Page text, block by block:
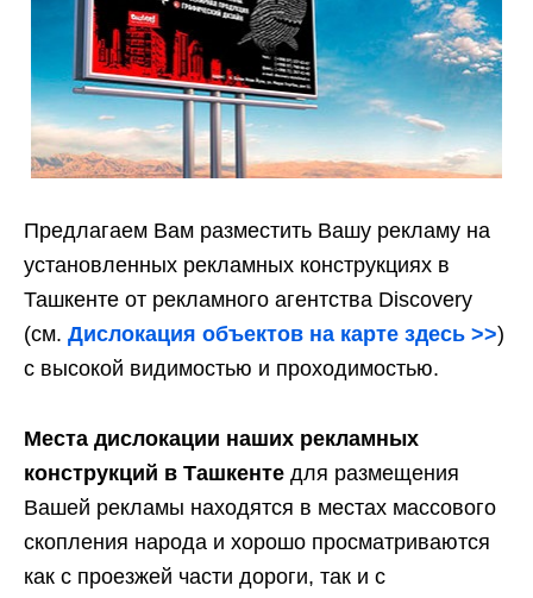
Предлагаем Вам разместить Вашу рекламу на
установленных рекламных конструкциях в
Ташкенте от рекламного агентства Discovery
(см. Дислокация объектов на карте здесь >>)
с высокой видимостью и проходимостью.
Места дислокации наших рекламных
конструкций в Ташкенте для размещения
Вашей рекламы находятся в местах массового
скопления народа и хорошо просматриваются
как с проезжей части дороги, так и с